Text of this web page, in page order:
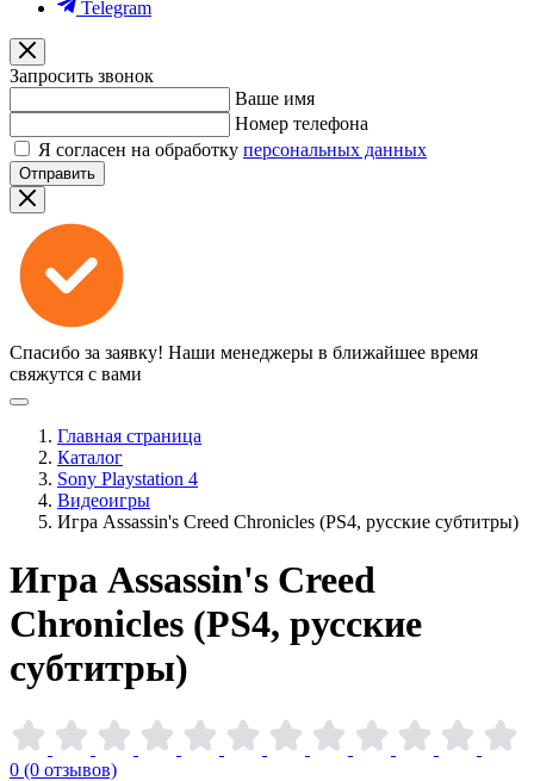
Telegram
Запросить звонок
Ваше имя
Номер телефона
Я согласен на обработку персональных данных
Отправить
Спасибо за заявку! Наши менеджеры в ближайшее время
свяжутся с вами
Главная страница
Каталог
Sony Playstation 4
Видеоигры
Игра Assassin's Creed Chronicles (PS4, русские субтитры)
Игра Assassin's Creed
Chronicles (PS4, русские
субтитры)
0 (0 отзывов)